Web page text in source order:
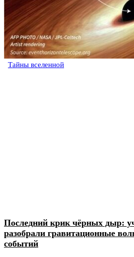
Тайны вселенной
Последний крик чёрных дыр:
разобрали гравитационные
событий